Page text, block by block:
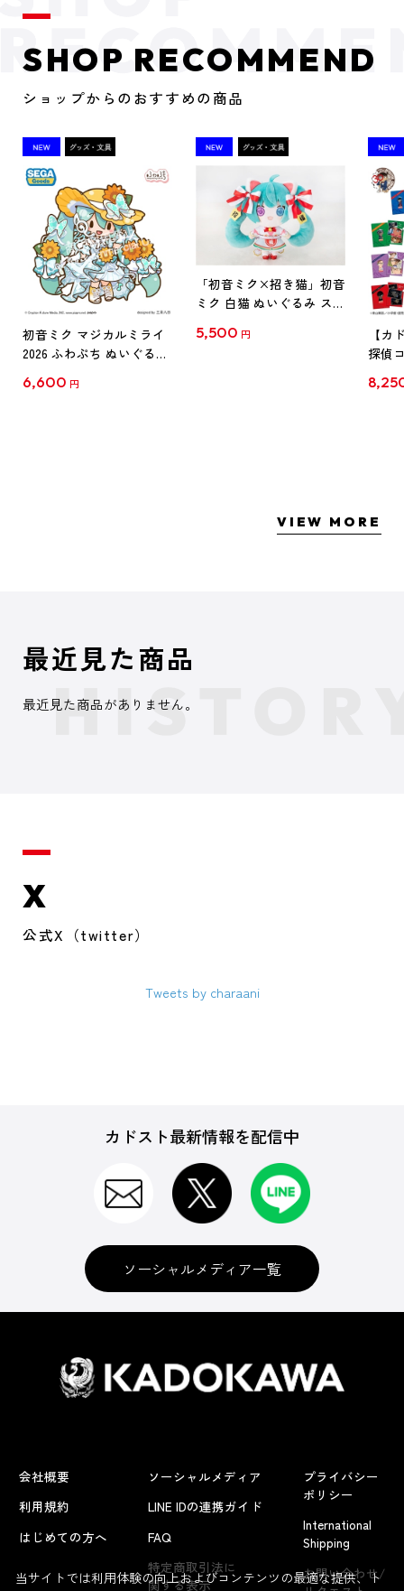
SHOP RECOMMEND
ショップからのおすすめの商品
初音ミク マジカルミライ
2026 ふわぷち ぬいぐるみ
6,600 円
「初音ミク×招き猫」初音
ミク 白猫 ぬいぐるみ スタ
5,500 円
【カ
探偵
クリ
VIEW MORE
最近見た商品
最近見た商品がありません。
X
公式X（twitter）
Tweets by charaani
カドスト最新情報を配信中
ソーシャルメディア一覧
会社概要
利用規約
はじめての方へ
ソーシャルメディア
LINE IDの連携ガイド
FAQ
特定商取引法に
関する表示
プライバシー
ポリシー
International
Shipping
お問い合わせ/
当サイトでは利用体験の向上およびコンテンツの最適な提供、ト